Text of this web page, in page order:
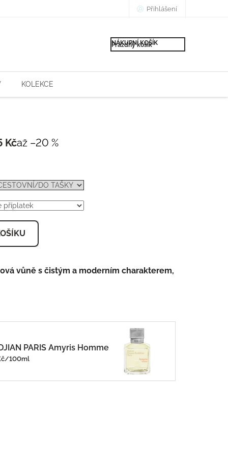
Přihlášení
NÁKUPNÍ KOŠÍK
Prázdný košík
KOLEKCE
až –20 %
KčMěrná
vůně s čistým a moderním charakterem,
PARIS Amyris Homme
100ml